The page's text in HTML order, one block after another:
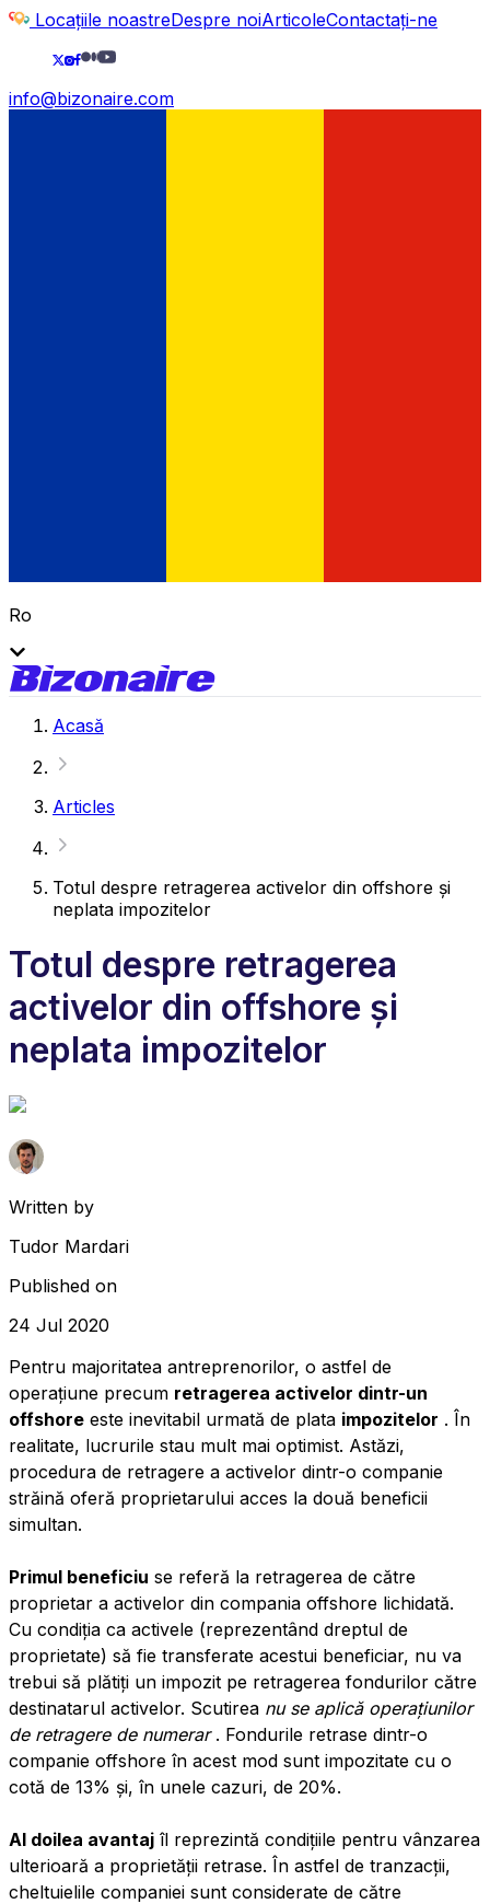
Locațiile noastreDespre noiArticoleContactați-ne
info@bizonaire.com
Ro
Acasă
Articles
Totul despre retragerea activelor din offshore și
neplata impozitelor
Totul despre retragerea
activelor din offshore și
neplata impozitelor
Written by
Tudor Mardari
Published on
24 Jul 2020
Pentru majoritatea antreprenorilor, o astfel de
operațiune precum retragerea activelor dintr-un
offshore este inevitabil urmată de plata impozitelor . În
realitate, lucrurile stau mult mai optimist. Astăzi,
procedura de retragere a activelor dintr-o companie
străină oferă proprietarului acces la două beneficii
simultan.
Primul beneficiu se referă la retragerea de către
proprietar a activelor din compania offshore lichidată.
Cu condiția ca activele (reprezentând dreptul de
proprietate) să fie transferate acestui beneficiar, nu va
trebui să plătiți un impozit pe retragerea fondurilor către
destinatarul activelor. Scutirea nu se aplică operațiunilor
de retragere de numerar . Fondurile retrase dintr-o
companie offshore în acest mod sunt impozitate cu o
cotă de 13% și, în unele cazuri, de 20%.
Al doilea avantaj îl reprezintă condițiile pentru vânzarea
ulterioară a proprietății retrase. În astfel de tranzacții,
cheltuielile companiei sunt considerate de către